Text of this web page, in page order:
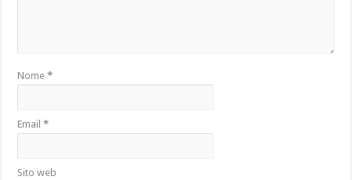
Nome*
Email*
Sito web